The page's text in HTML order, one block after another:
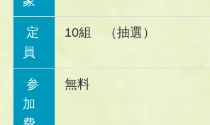
定
員
10組 （抽選）
参
加
無料